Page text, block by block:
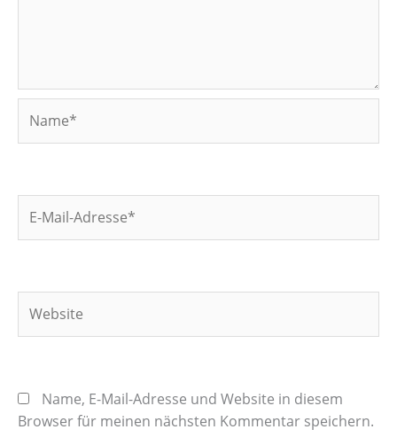
Mail-
Name, E-Mail-Adresse und Website in diesem
Browser für meinen nächsten Kommentar speichern.